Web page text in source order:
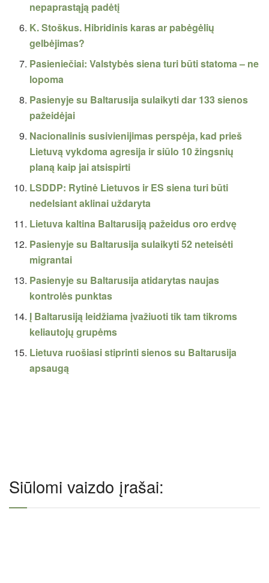
nepaprastąją padėtį
K. Stoškus. Hibridinis karas ar pabėgėlių
gelbėjimas?
Pasieniečiai: Valstybės siena turi būti statoma – ne
lopoma
Pasienyje su Baltarusija sulaikyti dar 133 sienos
pažeidėjai
Nacionalinis susivienijimas perspėja, kad prieš
Lietuvą vykdoma agresija ir siūlo 10 žingsnių
planą kaip jai atsispirti
LSDDP: Rytinė Lietuvos ir ES siena turi būti
nedelsiant aklinai uždaryta
Lietuva kaltina Baltarusiją pažeidus oro erdvę
Pasienyje su Baltarusija sulaikyti 52 neteisėti
migrantai
Pasienyje su Baltarusija atidarytas naujas
kontrolės punktas
Į Baltarusiją leidžiama įvažiuoti tik tam tikroms
keliautojų grupėms
Lietuva ruošiasi stiprinti sienos su Baltarusija
apsaugą
Siūlomi vaizdo įrašai: